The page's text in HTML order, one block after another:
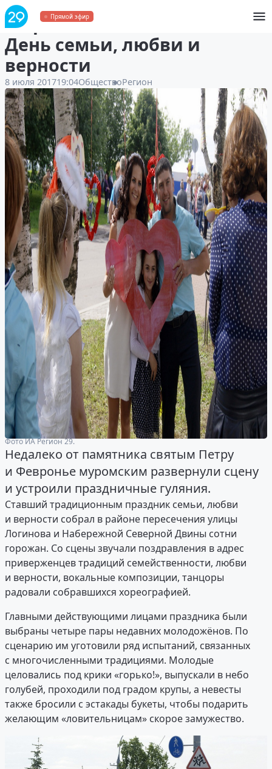
Прямой эфир
В Архангельске отметили
День семьи, любви и
верности
8 июля 201719:04ОбществоРегион
Фото ИА Регион 29.
Недалеко от памятника святым Петру
и Февронье муромским развернули сцену
и устроили праздничные гуляния.
Ставший традиционным праздник семьи, любви
и верности собрал в районе пересечения улицы
Логинова и Набережной Северной Двины сотни
горожан. Со сцены звучали поздравления в адрес
приверженцев традиций семейственности, любви
и верности, вокальные композиции, танцоры
радовали собравшихся хореографией.
Главными действующими лицами праздника были
выбраны четыре пары недавних молодожёнов. По
сценарию им уготовили ряд испытаний, связанных
с многочисленными традициями. Молодые
целовались под крики «горько!», выпускали в небо
голубей, проходили под градом крупы, а невесты
также бросили с эстакады букеты, чтобы подарить
желающим «ловительницам» скорое замужество.